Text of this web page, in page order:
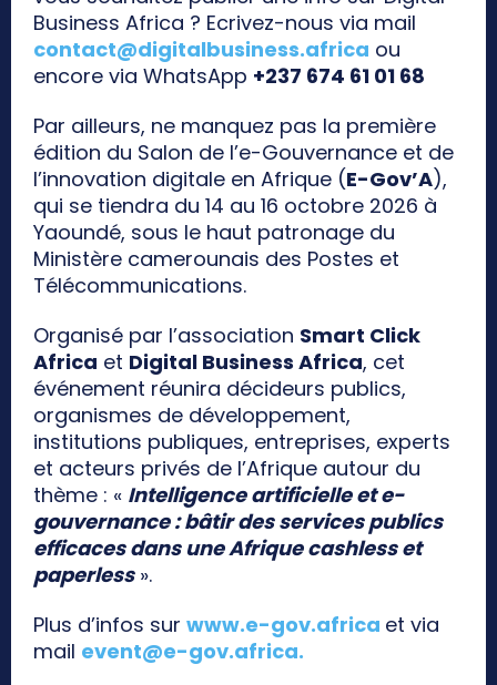
Business Africa ? Ecrivez-nous via mail
contact@digitalbusiness.africa ou
encore via WhatsApp +237 674 61 01 68
Par ailleurs, ne manquez pas la première
édition du Salon de l’e-Gouvernance et de
l’innovation digitale en Afrique (E-Gov’A),
qui se tiendra du 14 au 16 octobre 2026 à
Yaoundé, sous le haut patronage du
Ministère camerounais des Postes et
Télécommunications.
Organisé par l’association Smart Click
Africa et Digital Business Africa, cet
événement réunira décideurs publics,
organismes de développement,
institutions publiques, entreprises, experts
et acteurs privés de l’Afrique autour du
thème : « Intelligence artificielle et e-
gouvernance : bâtir des services publics
efficaces dans une Afrique cashless et
paperless».
Plus d’infos sur www.e-gov.africa et via
mail event@e-gov.africa.